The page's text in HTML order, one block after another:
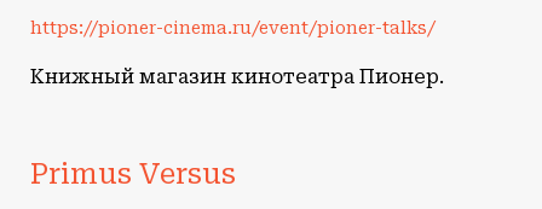
https://pioner-cinema.ru/event/pioner-talks/
Книжный магазин кинотеатра Пионер.
Primus Versus